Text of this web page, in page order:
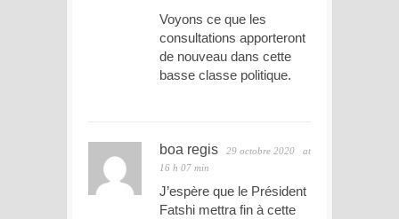
Voyons ce que les
consultations apporteront
de nouveau dans cette
basse classe politique.
boa regis 29 octobre 2020
at
16 h 07 min
J’espère que le Président
Fatshi mettra fin à cette